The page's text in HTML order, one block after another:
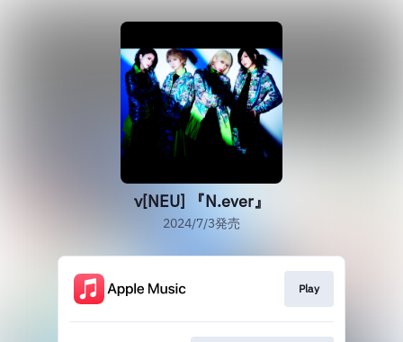
ν[NEU] 『N.ever』
2024/7/3発売
Play